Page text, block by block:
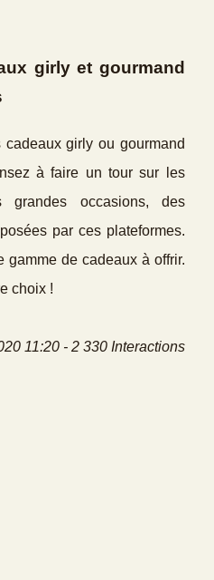
girly et gourmand
girly ou gourmand
à faire un tour sur les
occasions, des
par ces plateformes.
gamme de cadeaux à offrir.
choix !
11:20 - 2 330 Interactions